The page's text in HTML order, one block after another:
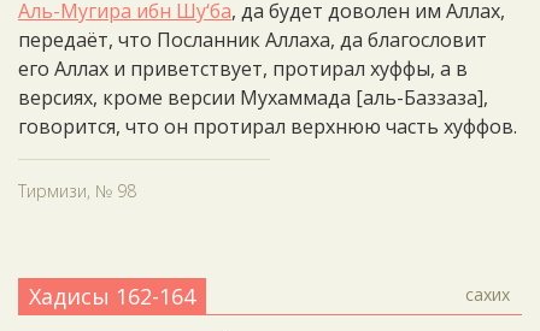
Аль-Мугира ибн Шу‘ба, да будет доволен им Аллах,
передаёт, что Посланник Аллаха, да благословит
его Аллах и приветствует, протирал хуффы, а в
версиях, кроме версии Мухаммада [аль-Баззаза],
говорится, что он протирал верхнюю часть хуффов.
Тирмизи, № 98
Хадисы 162-164 сахих